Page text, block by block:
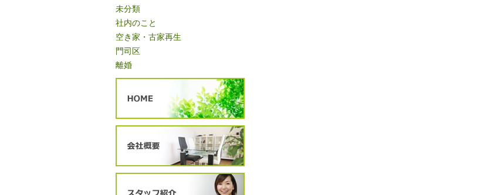
未分類
社内のこと
空き家・古家再生
門司区
離婚